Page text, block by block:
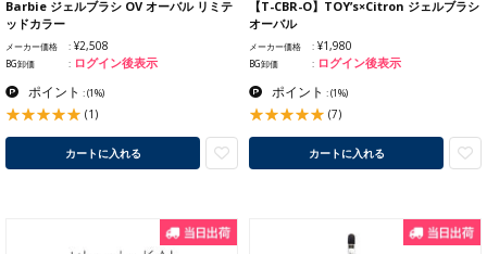
Barbie ジェルブラシ OV オーバル リミテ
ッドカラー
メーカー価格 ¥2,508
BG卸価 ログイン後表示
ポイント :(1%)
(1)
カートに入れる
【T-CBR-O】TOY’s×Citron ジェルブラシ
オーバル
メーカー価格 ¥1,980
BG卸価 ログイン後表示
ポイント :(1%)
(7)
カートに入れる